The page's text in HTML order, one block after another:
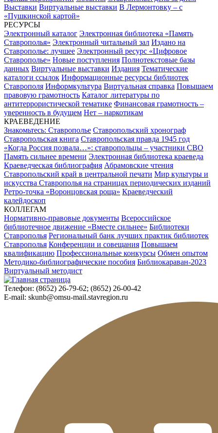
Выставки Виртуальные выставки В Лермонтовку – с
«Пушкинской картой»
РЕСУРСЫ
Электронный каталог Электронная библиотека «Память
Ставрополья» Электронный читальный зал Издано на
Ставрополье: лучшее Электронный ресурс «Цифровое
Ставрополье» Новые поступления Полнотекстовые базы
данных Виртуальные выставки Издания Тематические
каталоги ссылок Информационные ресурсы библиотек
Ставрополя Информкультура Виртуальная справка Повышаем
правовую грамотность Каталог литературы по
антитеррористической тематике Финансовая грамотность –
уверенность в будущем Нет – наркотикам
КРАЕВЕДЕНИЕ
Знакомьтесь: Ставрополье Ставропольский хронограф
Ставропольская книга Ставропольская правда 1945 год
«Когда Россия позвала…»: ставропольцы – участники СВО
Память сильнее времени Электронная библиотека краеведа
Краеведческая библиография Абрамовские чтения
Ставропольский край в центральной печати Мир культуры и
искусства Ставрополья на страницах периодических изданий
Ретро-точка «Воронцовская роща» Краеведческий
калейдоскоп
КОЛЛЕГАМ
Нормативно-правовые документы Всероссийское
библиотечное движение «Вместе сильнее» Библиотеки
Ставрополья Региональный банк лучших практик библиотек
Ставрополья Конференции и совещания Повышаем
квалификацию Профессиональные конкурсы Обмен опытом
Методико-библиографические пособия Библиокараван-2023
Виртуальный методист
Телефон: (8652) 26-79-62; (8652) 26-00-42
E-mail: skunb@omsu-mail.stavregion.ru